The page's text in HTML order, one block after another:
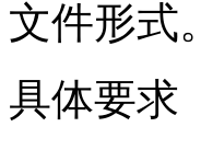
文件形式。
具体要求